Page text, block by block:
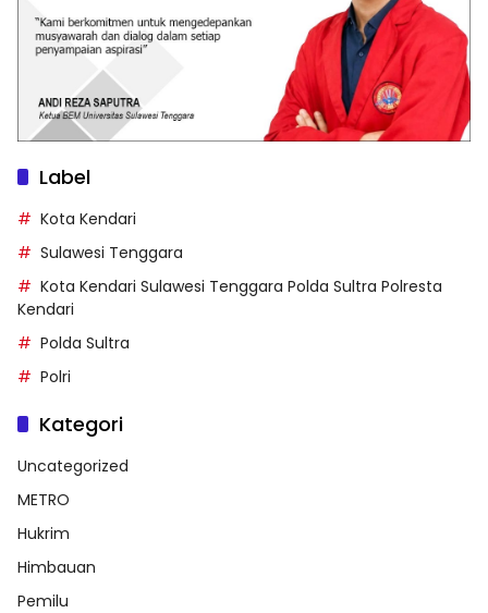
Label
Kota Kendari
Sulawesi Tenggara
Kota Kendari Sulawesi Tenggara Polda Sultra Polresta
Kendari
Polda Sultra
Polri
Kategori
Uncategorized
METRO
Hukrim
Himbauan
Pemilu